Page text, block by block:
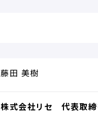
藤田 美樹
株式会社リセ 代表取締